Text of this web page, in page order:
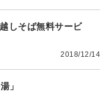
しそば無料サービ
2018/12/14
」